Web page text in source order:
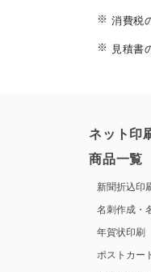
消費税
見積書
ネット印
商品一覧
新聞折込印
名刺作成・
年賀状印刷
ポストカー